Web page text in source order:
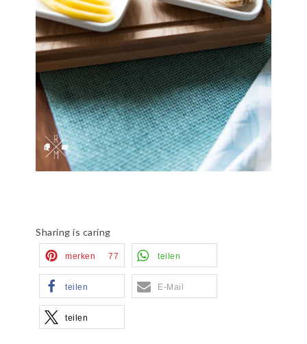
Sharing is caring
merken 77 teilen
teilen E-Mail
teilen